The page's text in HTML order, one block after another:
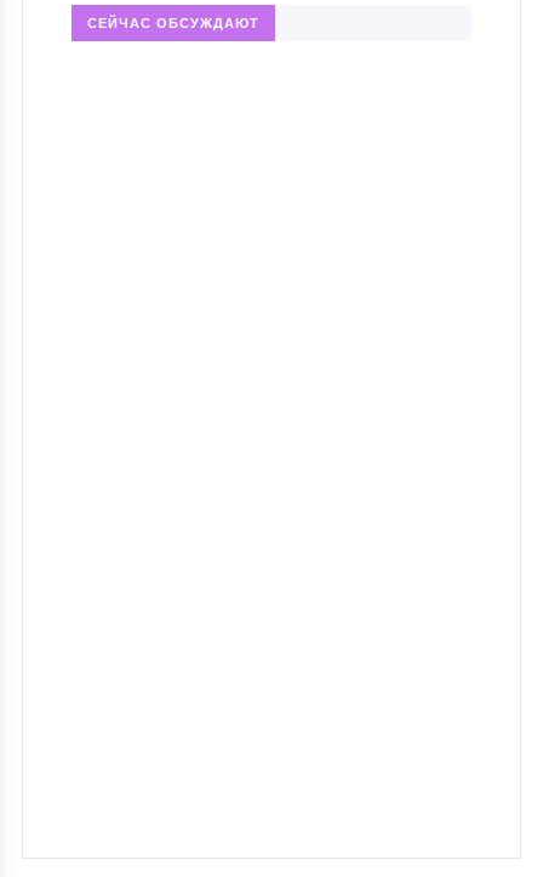
СЕЙЧАС ОБСУЖДАЮТ